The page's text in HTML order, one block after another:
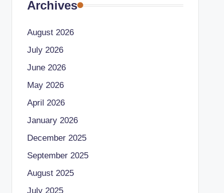
Archives
August 2026
July 2026
June 2026
May 2026
April 2026
January 2026
December 2025
September 2025
August 2025
July 2025